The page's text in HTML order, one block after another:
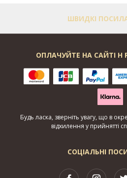
ШВИДКІ
СОЦІАЛЬНІ
ОПЛАЧУЙТЕ НА САЙТІ H
Будь ласка, зверніть увагу, що в
відхилення у прийнятті